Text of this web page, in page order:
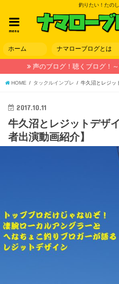
釣りたい！たの
menu
ホーム ナマローブログとは
声のブログ！聴くブログ！
HOME タックルインプレ 牛久沼とレジッ
2017.10.11
牛久沼とレジットデザ
者出演動画紹介】